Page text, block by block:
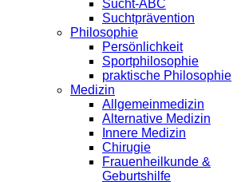
Sucht-ABC
Suchtprävention
Philosophie
Persönlichkeit
Sportphilosophie
praktische Philosophie
Medizin
Allgemeinmedizin
Alternative Medizin
Innere Medizin
Chirugie
Frauenheilkunde &
Geburtshilfe